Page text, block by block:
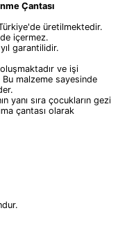
Çantası
üretilmektedir.
içermez.
garantilidir.
ve işi
Bu malzeme sayesinde
yanı sıra çocukların gezi
çantası olarak